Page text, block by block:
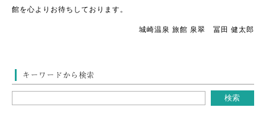
館を心よりお待ちしております。
城崎温泉 旅館 泉翠 冨田 健太郎
キーワードから検索